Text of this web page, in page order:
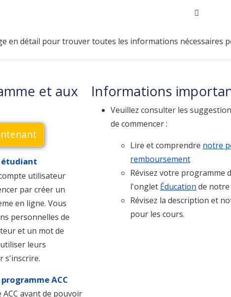
en détail pour trouver toutes les informations nécessaires
et aux
étudiant
utilisateur
par créer un
en ligne. Vous
personnelles de
et un mot de
leurs
s'inscrire.
ACC
avant de pouvoir
Informations
Veuillez consulter les
de commencer :
Lire et comprendre notre
remboursement
Révisez votre programme
l'onglet Éducation de notre
Révisez la description et
pour les cours.